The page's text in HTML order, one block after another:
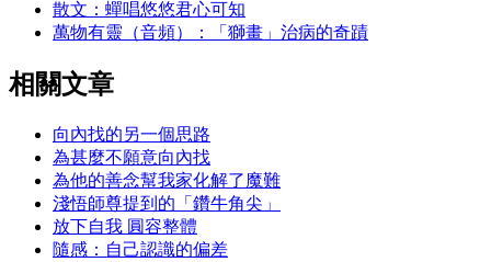
散文：蟬唱悠悠君心可知
萬物有靈（音頻）：「獅畫」治病的奇蹟
相關文章
向內找的另一個思路
為甚麼不願意向內找
為他的善念幫我家化解了魔難
淺悟師尊提到的「鑽牛角尖」
放下自我 圓容整體
隨感：自己認識的偏差